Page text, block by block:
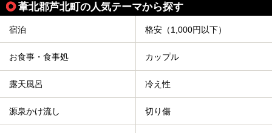
葦北郡芦北町の人気テーマから探す
宿泊 格安（1,000円以下）
お食事・食事処 カップル
露天風呂 冷え性
源泉かけ流し 切り傷